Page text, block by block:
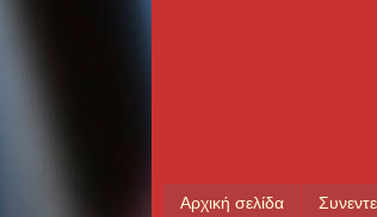
Αρχική σελίδα